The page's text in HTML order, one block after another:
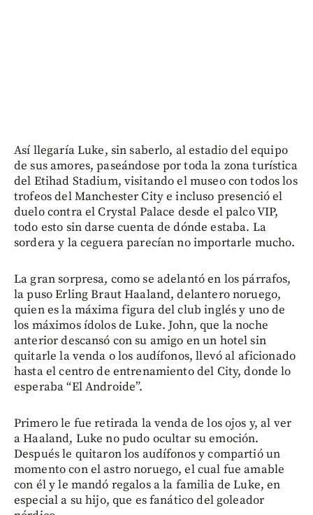
Así llegaría Luke, sin saberlo, al estadio del equipo
de sus amores, paseándose por toda la zona turística
del Etihad Stadium, visitando el museo con todos los
trofeos del Manchester City e incluso presenció el
duelo contra el Crystal Palace desde el palco VIP,
todo esto sin darse cuenta de dónde estaba. La
sordera y la ceguera parecían no importarle mucho.
La gran sorpresa, como se adelantó en los párrafos,
la puso Erling Braut Haaland, delantero noruego,
quien es la máxima figura del club inglés y uno de
los máximos ídolos de Luke. John, que la noche
anterior descansó con su amigo en un hotel sin
quitarle la venda o los audífonos, llevó al aficionado
hasta el centro de entrenamiento del City, donde lo
esperaba “El Androide”.
Primero le fue retirada la venda de los ojos y, al ver
a Haaland, Luke no pudo ocultar su emoción.
Después le quitaron los audífonos y compartió un
momento con el astro noruego, el cual fue amable
con él y le mandó regalos a la familia de Luke, en
especial a su hijo, que es fanático del goleador